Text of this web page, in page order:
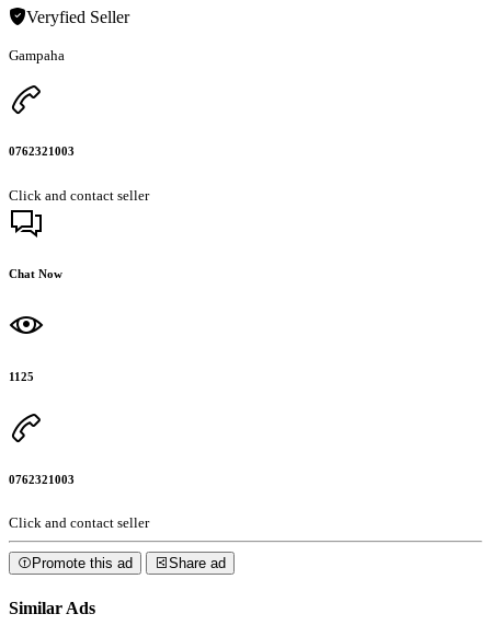
Veryfied Seller
Gampaha
0762321003
Click and contact seller
Chat Now
1125
0762321003
Click and contact seller
Promote this ad Share ad
Similar Ads